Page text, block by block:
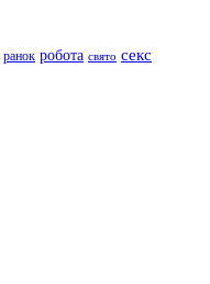
ранок робота свято секс